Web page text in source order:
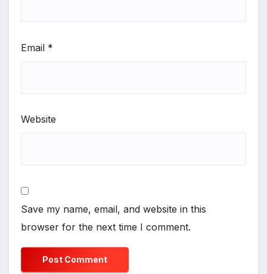
Email *
Website
Save my name, email, and website in this
browser for the next time I comment.